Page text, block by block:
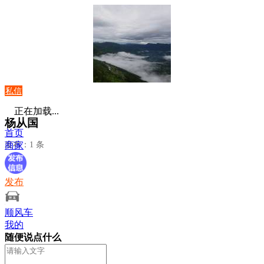
私信
杨从国
发布：1 条
正在加载...
首页
商家
发布
顺风车
我的
随便说点什么